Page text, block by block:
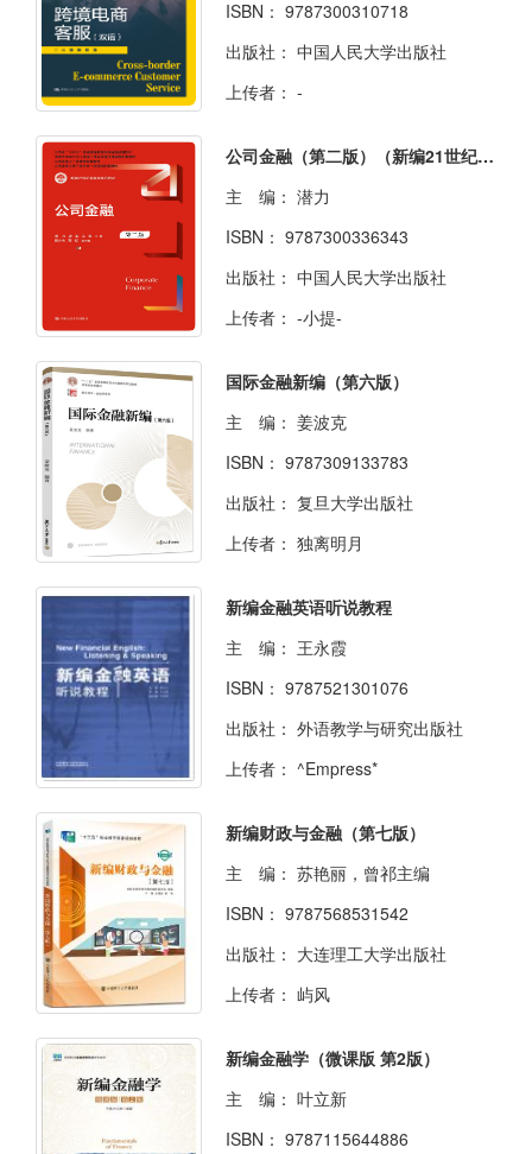
ISBN： 9787300310718
出版社： 中国人民大学出版社
上传者： -
公司金融（第二版）（新编21世纪金融学系列教材）
主 编： 潜力
ISBN： 9787300336343
出版社： 中国人民大学出版社
上传者： -小提-
国际金融新编（第六版）
主 编： 姜波克
ISBN： 9787309133783
出版社： 复旦大学出版社
上传者： 独离明月
新编金融英语听说教程
主 编： 王永霞
ISBN： 9787521301076
出版社： 外语教学与研究出版社
上传者： ^Empress*
新编财政与金融（第七版）
主 编： 苏艳丽，曾祁主编
ISBN： 9787568531542
出版社： 大连理工大学出版社
上传者： 屿风
新编金融学（微课版 第2版）
主 编： 叶立新
ISBN： 9787115644886